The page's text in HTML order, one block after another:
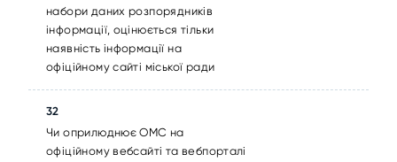
набори даних розпорядників
інформації, оцінюється тільки
наявність інформації на
офіційному сайті міської ради
32
Чи оприлюднює ОМС на
офіційному вебсайті та вебпорталі